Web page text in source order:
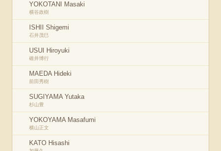
YOKOTANI Masaki
横谷政樹
ISHII Shigemi
石井茂巳
USUI Hiroyuki
碓井博行
MAEDA Hideki
前田秀樹
SUGIYAMA Yutaka
杉山豊
YOKOYAMA Masafumi
横山正文
KATO Hisashi